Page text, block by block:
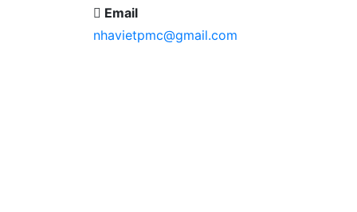
Email
nhavietpmc@gmail.com